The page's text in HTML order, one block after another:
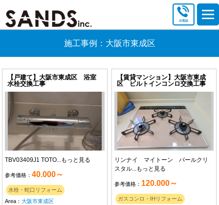
施工事例：大阪市東成区
【戸建て】大阪市東成区 浴室
水栓交換工事
TBV03409J1 TOTO...もっと見る
参考価格：40.000～
水栓・蛇口リフォーム
Area：大阪市東成区
【賃貸マンション】大阪市東成
区 ビルトインコンロ交換工事
リンナイ マイトーン パールクリ
スタル...もっと見る
参考価格： 120.000～
ガスコンロ・IHリフォーム